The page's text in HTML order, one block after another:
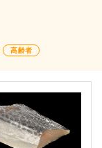
高齢者